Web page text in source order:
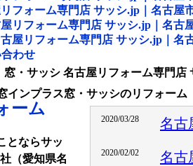
窓・サッシ 名古屋リフォーム専門
インプラス窓・サッシのリフォーム
とならサッ
（愛知県名